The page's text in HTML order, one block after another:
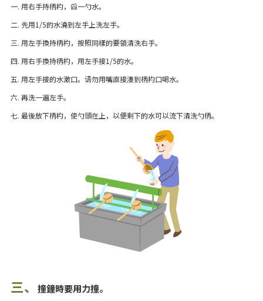
一. 用右手持柄杓，舀一勺水。
二. 先用1/5的水澆到左手上洗左手。
三. 用左手換持柄杓，按照同樣的要領清洗右手。
四. 用右手換持柄杓，用左手接1/5的水。
五. 用左手接的水漱口。请勿用嘴直接湊到柄杓口喝水。
六. 再洗一遍左手。
七. 最後放下柄杓，使勺頭在上，以便剩下的水可以流下清洗勺柄。
三、 撞鐘時要用力撞。